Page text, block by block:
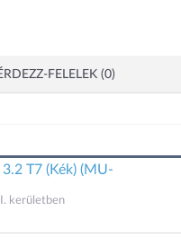
FELELEK (0)
T7 (Kék) (MU-
kerületben